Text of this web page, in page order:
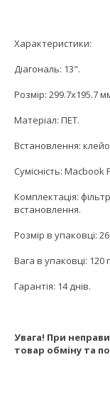
Характеристики:
Діагональ: 13".
Розмір: 299.7x195.7
Матеріал: ПЕТ.
Встановлення:
Сумісність: Macbook
Комплектація:
встановлення.
Розмір в упаковці:
Вага в упаковці: 120
Гарантія: 14 днів.
Увага! При
товар обміну та